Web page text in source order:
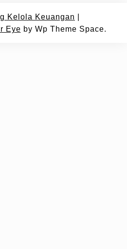
Kelola Keuangan
Eye by Wp Theme Space.